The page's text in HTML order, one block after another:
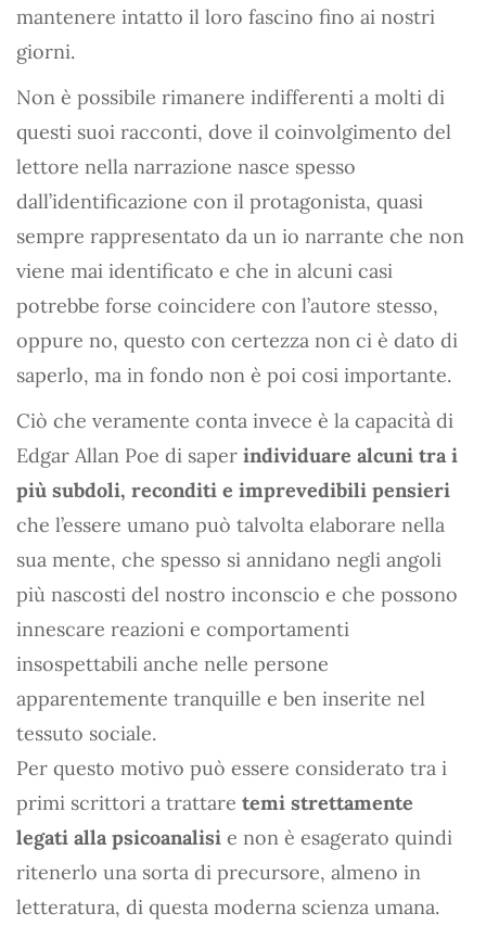
mantenere intatto il loro fascino fino ai nostri
giorni.
Non è possibile rimanere indifferenti a molti di
questi suoi racconti, dove il coinvolgimento del
lettore nella narrazione nasce spesso
dall’identificazione con il protagonista, quasi
sempre rappresentato da un io narrante che non
viene mai identificato e che in alcuni casi
potrebbe forse coincidere con l’autore stesso,
oppure no, questo con certezza non ci è dato di
saperlo, ma in fondo non è poi cosi importante.
Ciò che veramente conta invece è la capacità di
Edgar Allan Poe di saper individuare alcuni tra i
più subdoli, reconditi e imprevedibili pensieri
che l’essere umano può talvolta elaborare nella
sua mente, che spesso si annidano negli angoli
più nascosti del nostro inconscio e che possono
innescare reazioni e comportamenti
insospettabili anche nelle persone
apparentemente tranquille e ben inserite nel
tessuto sociale.
Per questo motivo può essere considerato tra i
primi scrittori a trattare temi strettamente
legati alla psicoanalisi e non è esagerato quindi
ritenerlo una sorta di precursore, almeno in
letteratura, di questa moderna scienza umana.